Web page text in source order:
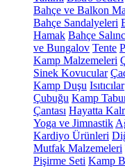
Bahçe ve Balkon
Bahçe Sandalyeleri
Hamak Bahçe
ve Bungalov Tente
Kamp Malzemeleri
Sinek Kovucular
Kamp Duşu Isıtıcılar
Çubuğu Kamp
Çantası Hayatta
Yoga ve Jimnastik
Kardiyo Ürünleri
Mutfak Malzemeleri
Pişirme Seti Kamp